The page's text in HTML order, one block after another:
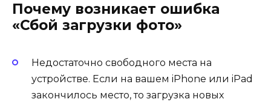
Почему возникает ошибка
«Сбой загрузки фото»
Недостаточно свободного места на
устройстве. Если на вашем iPhone или iPad
закончилось место, то загрузка новых